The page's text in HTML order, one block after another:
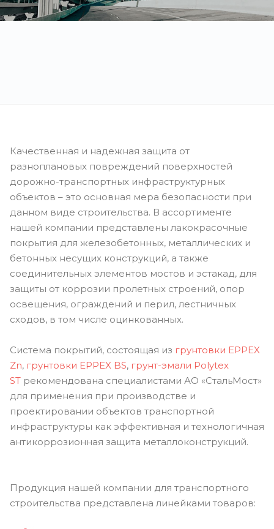
Качественная и надежная защита от
разноплановых повреждений поверхностей
дорожно-транспортных инфраструктурных
объектов – это основная мера безопасности при
данном виде строительства. В ассортименте
нашей компании представлены лакокрасочные
покрытия для железобетонных, металлических и
бетонных несущих конструкций, а также
соединительных элементов мостов и эстакад, для
защиты от коррозии пролетных строений, опор
освещения, ограждений и перил, лестничных
сходов, в том числе оцинкованных.
Система покрытий, состоящая из грунтовки EPPEX
Zn, грунтовки EPPEX BS, грунт-эмали Polytex
ST рекомендована специалистами АО «СтальМост»
для применения при производстве и
проектировании объектов транспортной
инфраструктуры как эффективная и технологичная
антикоррозионная защита металлоконструкций.
Продукция нашей компании для транспортного
строительства представлена линейками товаров: